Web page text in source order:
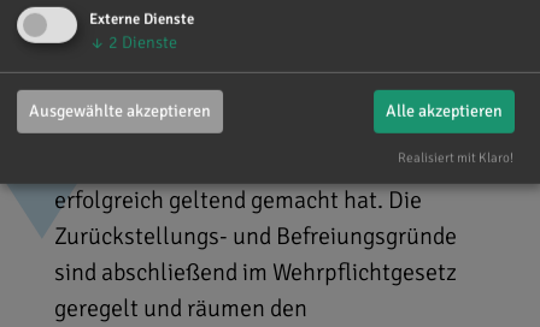
Wehrdienst ist, wer wehrdienstfähig, nicht
anerkannter Kriegsdienstverweigerer ist,
keinen Ersatzdienst im Zivil- oder
Katastrophenschutz leistet und keinen
Zurückstellungs- oder Befreiungsgrund
erfolgreich geltend gemacht hat. Die
Zurückstellungs- und Befreiungsgründe
sind abschließend im Wehrpflichtgesetz
geregelt und räumen den
Externe Dienste
↓ 2 Dienste
Ausgewählte akzeptieren Alle akzeptieren
Realisiert mit Klaro!